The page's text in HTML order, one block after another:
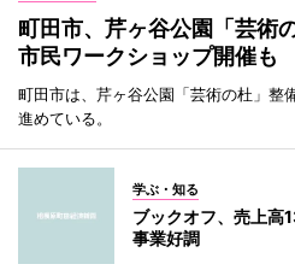
町田市、芹ヶ谷公園「芸術
市民ワークショップ開催も
町田市は、芹ヶ谷公園「芸術の杜」整
進めている。
学ぶ・知る
ブックオフ、売上
事業好調